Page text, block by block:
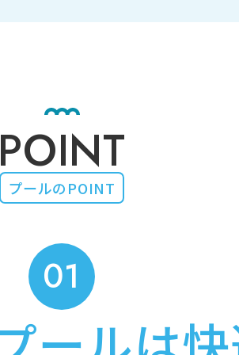
POINT
プールのPOINT
01